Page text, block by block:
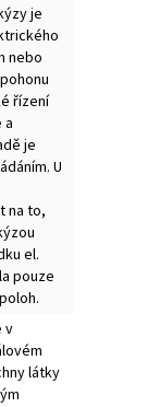
je
nebo
řízení
a
je
U
na to,
el.
pouze
v
látky